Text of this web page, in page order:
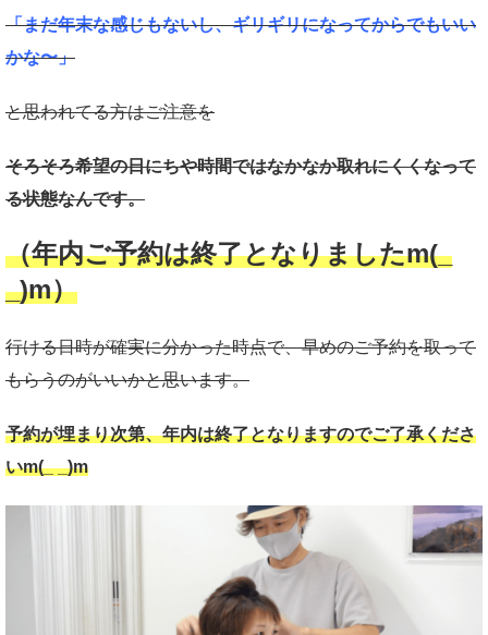
「まだ年末な感じもないし、ギリギリになってからでもいい
かな〜」
と思われてる方はご注意を
そろそろ希望の日にちや時間ではなかなか取れにくくなって
る状態なんです。
（年内ご予約は終了となりましたm(_
_)m）
行ける日時が確実に分かった時点で、早めのご予約を取って
もらうのがいいかと思います。
予約が埋まり次第、年内は終了となりますのでご了承くださ
いm(_ _)m